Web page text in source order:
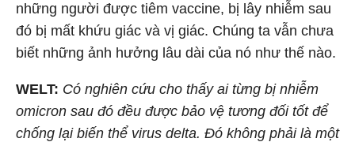
những người được tiêm vaccine, bị lây nhiễm sau
đó bị mất khứu giác và vị giác. Chúng ta vẫn chưa
biết những ảnh hưởng lâu dài của nó như thế nào.
WELT: Có nghiên cứu cho thấy ai từng bị nhiễm
omicron sau đó đều được bảo vệ tương đối tốt để
chống lại biến thể virus delta. Đó không phải là một